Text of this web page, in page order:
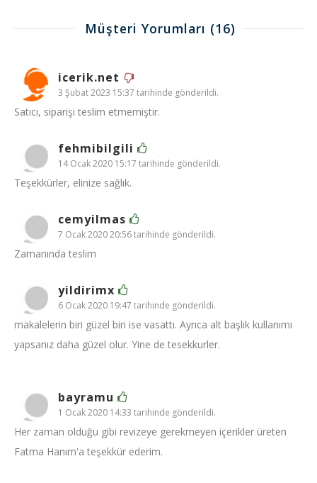
Müşteri Yorumları (16)
icerik.net
3 Şubat 2023 15:37 tarihinde gönderildi.
Satıcı, siparişi teslim etmemiştir.
fehmibilgili
14 Ocak 2020 15:17 tarihinde gönderildi.
Teşekkürler, elinize sağlık.
cemyilmas
7 Ocak 2020 20:56 tarihinde gönderildi.
Zamanında teslim
yildirimx
6 Ocak 2020 19:47 tarihinde gönderildi.
makalelerin biri güzel biri ise vasattı. Ayrıca alt başlık kullanımı
yapsanız daha güzel olur. Yine de tesekkurler.
bayramu
1 Ocak 2020 14:33 tarihinde gönderildi.
Her zaman olduğu gibi revizeye gerekmeyen içerikler üreten
Fatma Hanım'a teşekkür ederim.